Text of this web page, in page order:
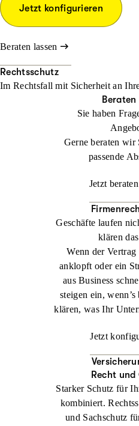
Jetzt konfigurieren
Beraten lassen
Rechtsschutz
Im Rechtsfall mit Sicher­heit an
Beraten
Sie haben
Gerne beraten wir
passende
Jetzt
Geschäfte laufen
klären
Wenn der
anklopft oder ein
aus Business
steigen ein,
klären, was Ihr
Jetzt
Recht und
Starker Schutz für
kombiniert.
und Sachschutz